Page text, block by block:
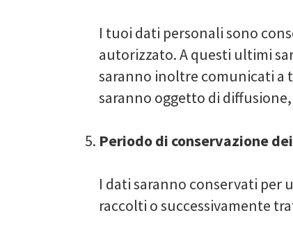
I tuoi dati personali sono
autorizzato. A questi ultimi
saranno inoltre comunicati a
saranno oggetto di
Periodo di conservazione
I dati saranno conservati per
raccolti o successivamente